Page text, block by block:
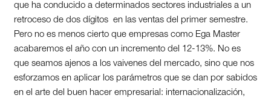
que ha conducido a determinados sectores industriales a un
retroceso de dos dígitos en las ventas del primer semestre.
Pero no es menos cierto que empresas como Ega Master
acabaremos el año con un incremento del 12-13%. No es
que seamos ajenos a los vaivenes del mercado, sino que nos
esforzamos en aplicar los parámetros que se dan por sabidos
en el arte del buen hacer empresarial: internacionalización,